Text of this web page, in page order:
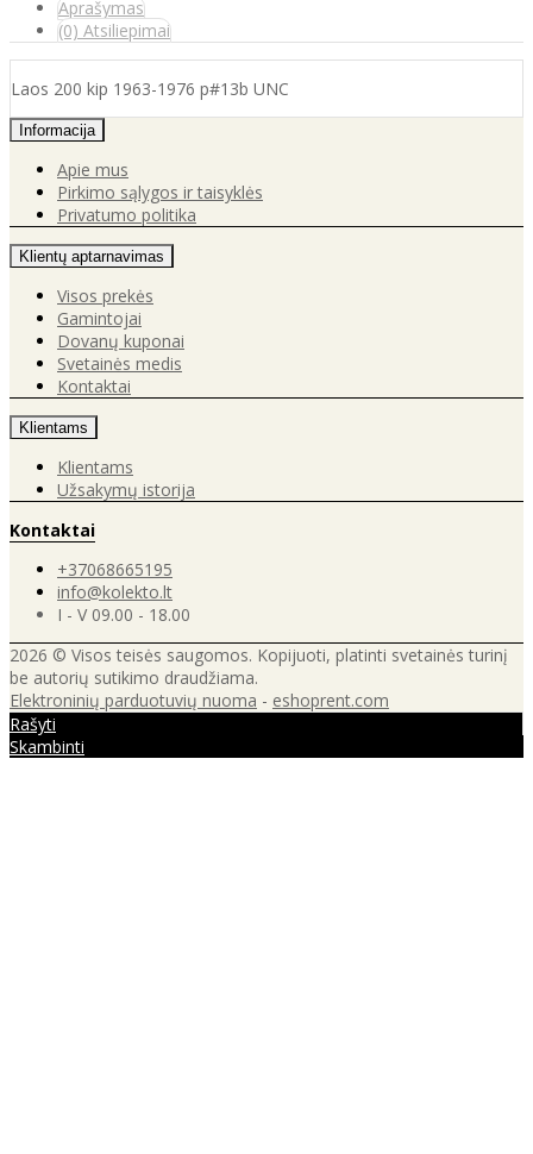
Aprašymas
(0) Atsiliepimai
Laos 200 kip 1963-1976 p#13b UNC
Informacija
Apie mus
Pirkimo sąlygos ir taisyklės
Privatumo politika
Klientų aptarnavimas
Visos prekės
Gamintojai
Dovanų kuponai
Svetainės medis
Kontaktai
Klientams
Klientams
Užsakymų istorija
Kontaktai
+37068665195
info@kolekto.lt
I - V 09.00 - 18.00
2026 © Visos teisės saugomos. Kopijuoti, platinti svetainės turinį
be autorių sutikimo draudžiama.
Elektroninių parduotuvių nuoma - eshoprent.com
Rašyti
Skambinti